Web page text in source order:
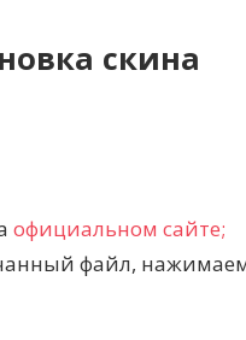
скина
официальном сайте;
файл,